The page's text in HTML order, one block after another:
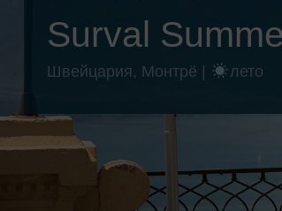
Surval
Швейцария, Монтрё | лето